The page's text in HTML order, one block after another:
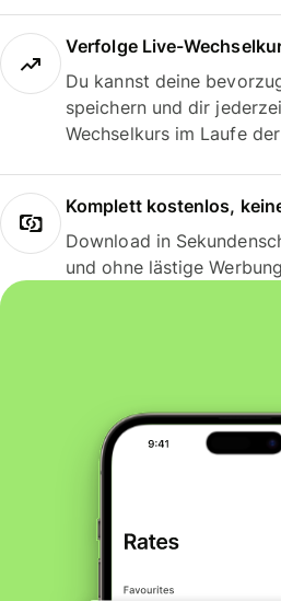
Verfolge Live-
Du kannst deine
speichern und dir
Wechselkurs im Laufe
Komplett kostenlos,
Download in
und ohne lästige